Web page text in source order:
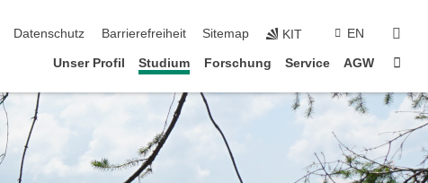
Datenschutz Barrierefreiheit Sitemap KIT EN
Unser Profil Studium Forschung Service AGW